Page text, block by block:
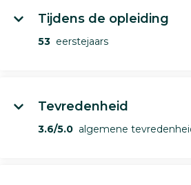
Tijdens de opleiding
53 eerstejaars
Tevredenheid
3.6/5.0 algemene